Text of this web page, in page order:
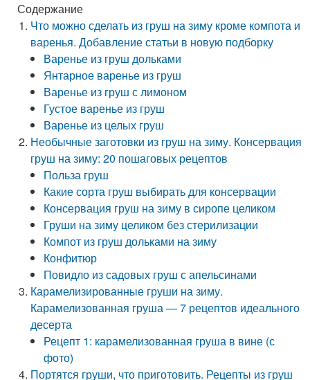
Содержание
Что можно сделать из груш на зиму кроме компота и
варенья. Добавление статьи в новую подборку
Варенье из груш дольками
Янтарное варенье из груш
Варенье из груш с лимоном
Густое варенье из груш
Варенье из целых груш
Необычные заготовки из груш на зиму. Консервация
груш на зиму: 20 пошаговых рецептов
Польза груш
Какие сорта груш выбирать для консервации
Консервация груш на зиму в сиропе целиком
Груши на зиму целиком без стерилизации
Компот из груш дольками на зиму
Конфитюр
Повидло из садовых груш с апельсинами
Карамелизированные груши на зиму.
Карамелизованная груша — 7 рецептов идеального
десерта
Рецепт 1: карамелизованная груша в вине (с
фото)
Портятся груши, что приготовить. Рецепты из груш